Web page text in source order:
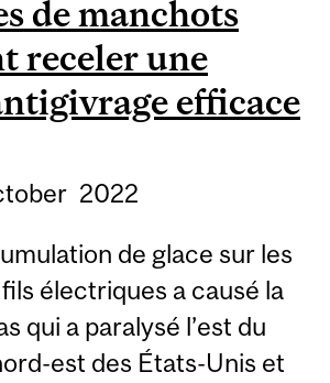
POSSIBLE
de manchots
receler une
efficace
2022
de glace sur les
électriques a causé la
qui a paralysé l’est du
est des États-Unis et